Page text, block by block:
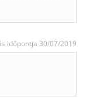
időpontja 30/07/2019